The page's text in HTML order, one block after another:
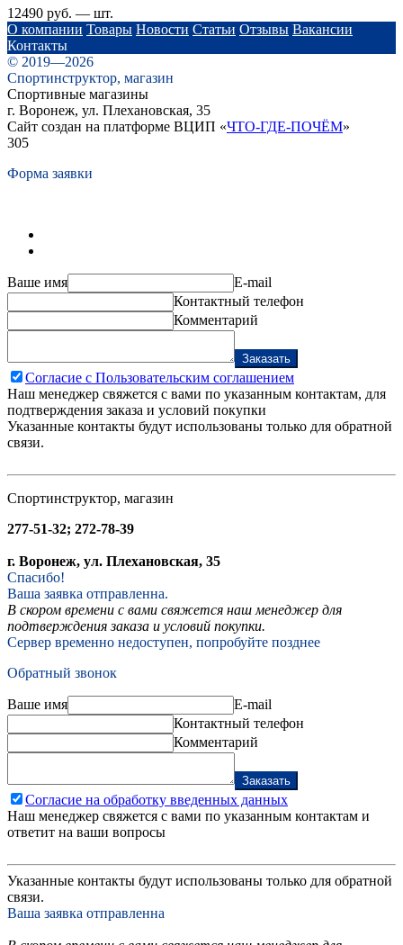
12490 руб. — шт.
О компании Товары Новости Статьи Отзывы Вакансии
Контакты
© 2019—2026
Спортинструктор, магазин
Спортивные магазины
г. Воронеж, ул. Плехановская, 35
Сайт создан на платформе ВЦИП «ЧТО-ГДЕ-ПОЧЁМ»
305
Форма заявки
Ваше имя
E-mail
Контактный телефон
Комментарий
Заказать
Согласие с Пользовательским соглашением
Наш менеджер свяжется с вами по указанным контактам, для
подтверждения заказа и условий покупки
Указанные контакты будут использованы только для обратной
связи.
Спортинструктор, магазин
277-51-32; 272-78-39
г. Воронеж, ул. Плехановская, 35
Спасибо!
Ваша заявка отправленна.
В скором времени с вами свяжется наш менеджер для
подтверждения заказа и условий покупки.
Сервер временно недоступен, попробуйте позднее
Обратный звонок
Ваше имя
E-mail
Контактный телефон
Комментарий
Заказать
Согласие на обработку введенных данных
Наш менеджер свяжется с вами по указанным контактам и
ответит на ваши вопросы
Указанные контакты будут использованы только для обратной
связи.
Ваша заявка отправленна